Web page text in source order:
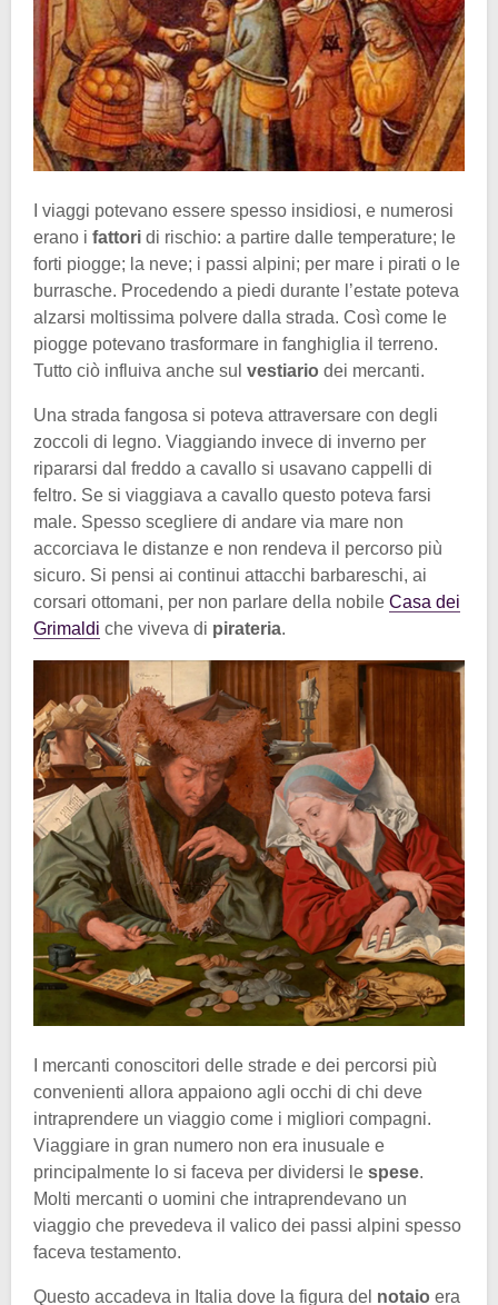
I viaggi potevano essere spesso insidiosi, e numerosi
erano i fattori di rischio: a partire dalle temperature; le
forti piogge; la neve; i passi alpini; per mare i pirati o le
burrasche. Procedendo a piedi durante l’estate poteva
alzarsi moltissima polvere dalla strada. Così come le
piogge potevano trasformare in fanghiglia il terreno.
Tutto ciò influiva anche sul vestiario dei mercanti.
Una strada fangosa si poteva attraversare con degli
zoccoli di legno. Viaggiando invece di inverno per
ripararsi dal freddo a cavallo si usavano cappelli di
feltro. Se si viaggiava a cavallo questo poteva farsi
male. Spesso scegliere di andare via mare non
accorciava le distanze e non rendeva il percorso più
sicuro. Si pensi ai continui attacchi barbareschi, ai
corsari ottomani, per non parlare della nobile Casa dei
Grimaldi che viveva di pirateria.
I mercanti conoscitori delle strade e dei percorsi più
convenienti allora appaiono agli occhi di chi deve
intraprendere un viaggio come i migliori compagni.
Viaggiare in gran numero non era inusuale e
principalmente lo si faceva per dividersi le spese.
Molti mercanti o uomini che intraprendevano un
viaggio che prevedeva il valico dei passi alpini spesso
faceva testamento.
Questo accadeva in Italia dove la figura del notaio era